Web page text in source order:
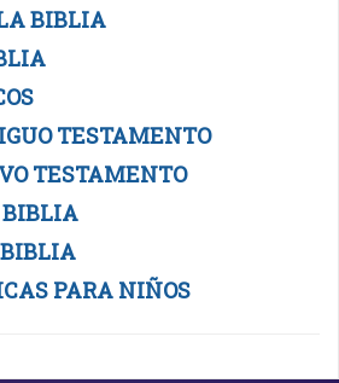
BIBLIA
TESTAMENTO
TESTAMENTO
BIBLIA
PARA NIÑOS